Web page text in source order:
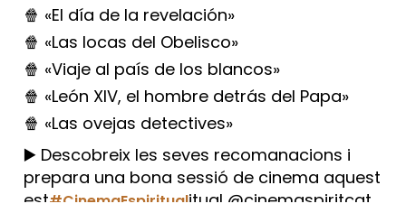
🍿 «El día de la revelación»
🍿 «Las locas del Obelisco»
🍿 «Viaje al país de los blancos»
🍿 «León XIV, el hombre detrás del Papa»
🍿 «Las ovejas detectives»
▶️ Descobreix les seves recomanacions i
prepara una bona sessió de cinema aquest
est#CinemaEspiritualitual @cinemaspiritcat